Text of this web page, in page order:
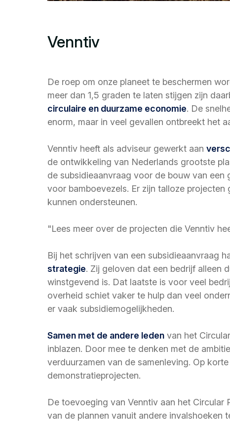
Venntiv
De roep om onze planeet te beschermen
meer dan 1,5 graden te laten stijgen zijn
circulaire en duurzame economie. De
enorm, maar in veel gevallen ontbreekt het
Venntiv heeft als adviseur gewerkt aan
de ontwikkeling van Nederlands grootste
de subsidieaanvraag voor de bouw van
voor bamboevezels. Er zijn talloze
kunnen ondersteunen.
"Lees meer over de projecten die Venntiv
Bij het schrijven van een subsidieaanvraag
strategie. Zij geloven dat een bedrijf alleen
winstgevend is. Dat laatste is voor veel
overheid schiet vaker te hulp dan veel
er vaak subsidiemogelijkheden.
Samen met de andere leden van het
inblazen. Door mee te denken met de
verduurzamen van de samenleving. Op
demonstratieprojecten.
De toevoeging van Venntiv aan het
van de plannen vanuit andere invalshoeken